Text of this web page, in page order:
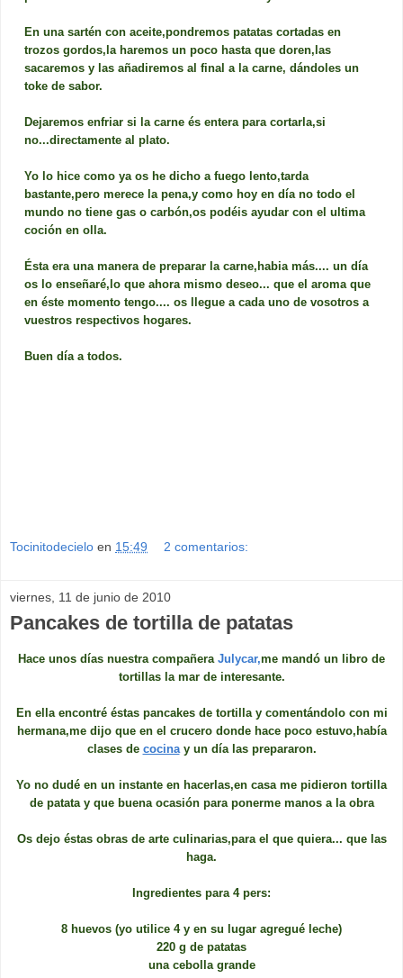
En una sartén con aceite,pondremos patatas cortadas en
trozos gordos,la haremos un poco hasta que doren,las
sacaremos y las añadiremos al final a la carne, dándoles un
toke de sabor.
Dejaremos enfriar si la carne és entera para cortarla,si
no...directamente al plato.
Yo lo hice como ya os he dicho a fuego lento,tarda
bastante,pero merece la pena,y como hoy en día no todo el
mundo no tiene gas o carbón,os podéis ayudar con el ultima
coción en olla.
Ésta era una manera de preparar la carne,habia más.... un día
os lo enseñaré,lo que ahora mismo deseo... que el aroma que
en éste momento tengo.... os llegue a cada uno de vosotros a
vuestros respectivos hogares.
Buen día a todos.
Tocinitodecielo en 15:49 2 comentarios:
viernes, 11 de junio de 2010
Pancakes de tortilla de patatas
Hace unos días nuestra compañera Julycar,me mandó un libro de
tortillas la mar de interesante.
En ella encontré éstas pancakes de tortilla y comentándolo con mi
hermana,me dijo que en el crucero donde hace poco estuvo,había
clases de cocinay un día las prepararon.
Yo no dudé en un instante en hacerlas,en casa me pidieron tortilla
de patata y que buena ocasión para ponerme manos a la obra
Os dejo éstas obras de arte culinarias,para el que quiera... que las
haga.
Ingredientes para 4 pers:
8 huevos (yo utilice 4 y en su lugar agregué leche)
220 g de patatas
una cebolla grande